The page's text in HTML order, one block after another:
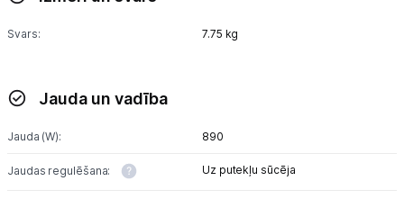
Svars: 7.75 kg
Jauda un vadība
Jauda (W): 890
Jaudas regulēšana: Uz putekļu sūcēja